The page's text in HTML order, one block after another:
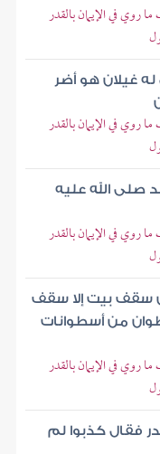
روي في الإيمان بالقدر
غيلان هو أضر
روي في الإيمان بالقدر
صلى الله عليه
روي في الإيمان بالقدر
سقف بيت إلا سقف
من أسطوانات
روي في الإيمان بالقدر
فقال كذبوا لم